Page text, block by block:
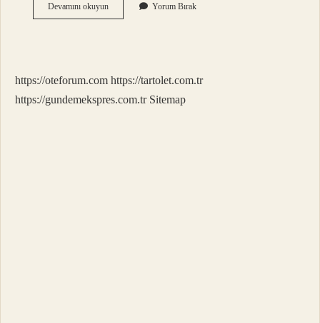
Devamını okuyunMart
Ayı
Yorum Bırak
https://oteforum.com https://tartolet.com.tr
https://gundemekspres.com.tr Sitemap